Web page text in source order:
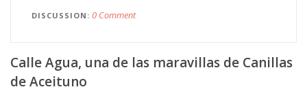
DISCUSSION 0 Comment
Calle Agua, una de las maravillas de Canillas
de Aceituno